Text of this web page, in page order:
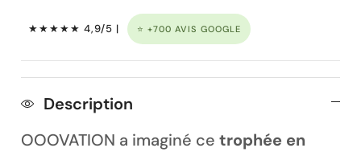
★★★★★ 4,9/5 | ⭐ +700 AVIS GOOGLE
Description
OOOVATION a imaginé ce trophée en